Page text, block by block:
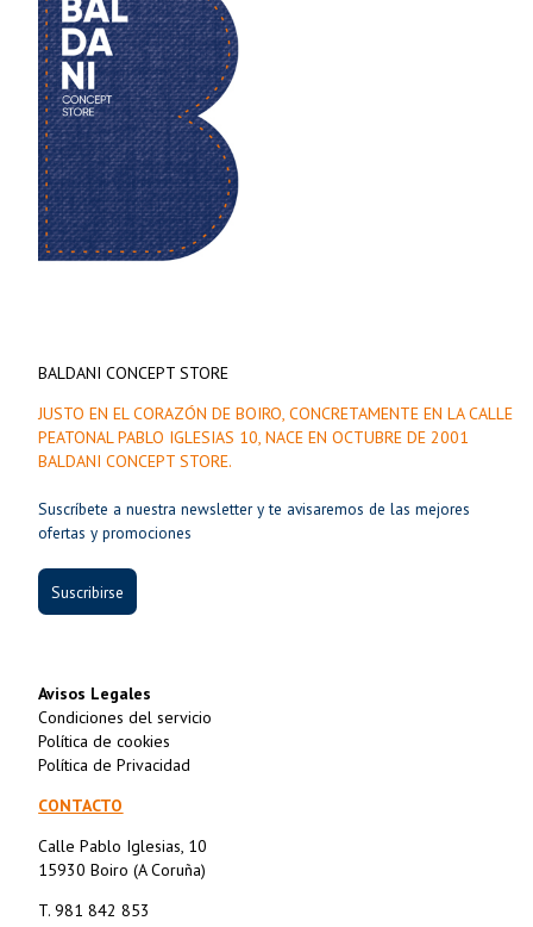
BALDANI CONCEPT STORE
JUSTO EN EL CORAZÓN DE BOIRO, CONCRETAMENTE EN LA CALLE
PEATONAL PABLO IGLESIAS 10, NACE EN OCTUBRE DE 2001
BALDANI CONCEPT STORE.
Suscríbete a nuestra newsletter y te avisaremos de las mejores
ofertas y promociones
Suscribirse
Avisos Legales
Condiciones del servicio
Política de cookies
Política de Privacidad
CONTACTO
Calle Pablo Iglesias, 10
15930 Boiro (A Coruña)
T. 981 842 853